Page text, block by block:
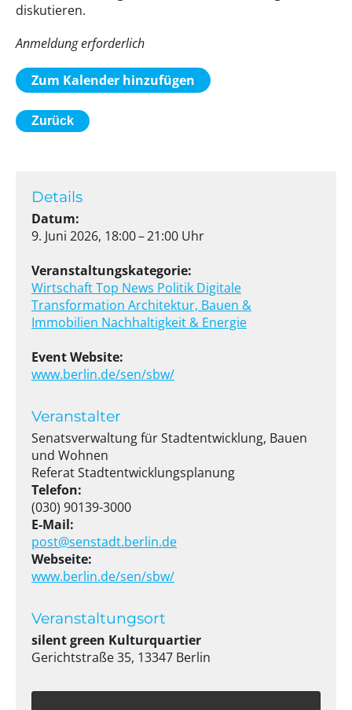
Details
Datum:
9. Juni 2026, 18:00 – 21:00 Uhr
Veranstaltungskategorie:
WirtschaftTop News Politik Digitale
Transformation Architektur, Bauen &
Immobilien Nachhaltigkeit & Energie
Event Website:
www.berlin.de/sen/sbw/
Veranstalter
Senatsverwaltung für Stadtentwicklung, Bauen
und Wohnen
Referat Stadtentwicklungsplanung
Telefon:
(030) 90139-3000
E-Mail:
post@senstadt.berlin.de
Webseite:
www.berlin.de/sen/sbw/
Veranstaltungsort
silent green Kulturquartier
Gerichtstraße 35, 13347 Berlin
diskutieren.
Anmeldung erforderlich
Zum Kalender hinzufügen
Zurück